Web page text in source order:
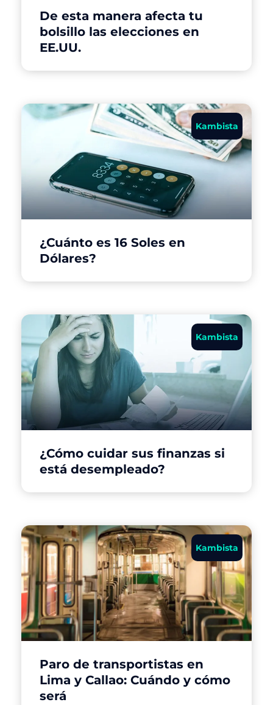
De esta manera afecta tu
bolsillo las elecciones en
EE.UU.
Kambista
¿Cuánto es 16 Soles en
Dólares?
Kambista
¿Cómo cuidar sus finanzas si
está desempleado?
Kambista
Paro de transportistas en
Lima y Callao: Cuándo y cómo
será